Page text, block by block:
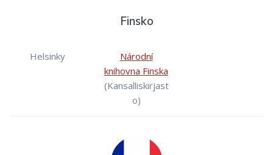
Finsko
Helsinky
Národní
knihovna Finska
(Kansalliskirjast
o)